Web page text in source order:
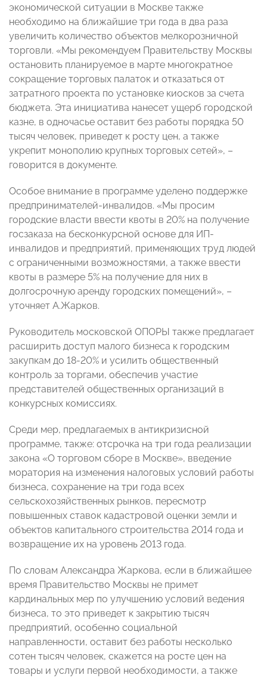
экономической ситуации в Москве также
необходимо на ближайшие три года в два раза
увеличить количество объектов мелкорозничной
торговли. «Мы рекомендуем Правительству Москвы
остановить планируемое в марте многократное
сокращение торговых палаток и отказаться от
затратного проекта по установке киосков за счета
бюджета. Эта инициатива нанесет ущерб городской
казне, в одночасье оставит без работы порядка 50
тысяч человек, приведет к росту цен, а также
укрепит монополию крупных торговых сетей», –
говорится в документе.
Особое внимание в программе уделено поддержке
предпринимателей-инвалидов. «Мы просим
городские власти ввести квоты в 20% на получение
госзаказа на бесконкурсной основе для ИП-
инвалидов и предприятий, применяющих труд людей
с ограниченными возможностями, а также ввести
квоты в размере 5% на получение для них в
долгосрочную аренду городских помещений», –
уточняет А.Жарков.
Руководитель московской ОПОРЫ также предлагает
расширить доступ малого бизнеса к городским
закупкам до 18-20% и усилить общественный
контроль за торгами, обеспечив участие
представителей общественных организаций в
конкурсных комиссиях.
Среди мер, предлагаемых в антикризисной
программе, также: отсрочка на три года реализации
закона «О торговом сборе в Москве», введение
моратория на изменения налоговых условий работы
бизнеса, сохранение на три года всех
сельскохозяйственных рынков, пересмотр
повышенных ставок кадастровой оценки земли и
объектов капитального строительства 2014 года и
возвращение их на уровень 2013 года.
По словам Александра Жаркова, если в ближайшее
время Правительство Москвы не примет
кардинальных мер по улучшению условий ведения
бизнеса, то это приведет к закрытию тысяч
предприятий, особенно социальной
направленности, оставит без работы несколько
сотен тысяч человек, скажется на росте цен на
товары и услуги первой необходимости, а также